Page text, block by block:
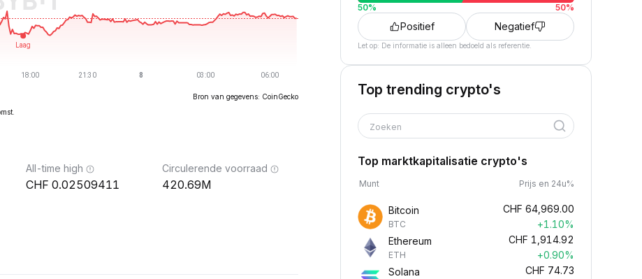
Bron van gegevens: CoinGecko
All-time high
0.02509411
Circulerende voorraad
420.69M
50% 50%
Positief Negatief
Let op: De informatie is alleen bedoeld als referentie.
Top trending crypto's
Zoeken
Top marktkapitalisatie crypto's
Munt Prijs en 24u%
Bitcoin
BTC
CHF 64,969.00
+1.10%
Ethereum
ETH
CHF 1,914.92
+0.90%
Solana
CHF 74.73